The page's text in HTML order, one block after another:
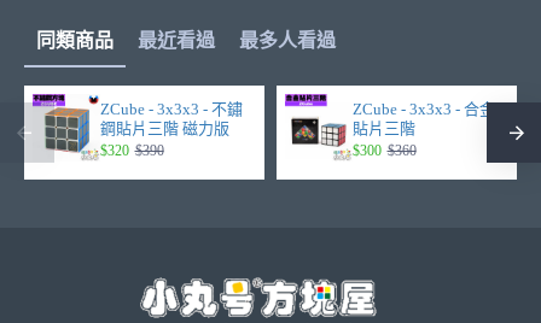
同類商品 最近看過 最多人看過
ZCube - 3x3x3 - 不鏽
鋼貼片三階 磁力版
$320 $390
ZCube - 3x3x3 - 合金
貼片三階
$300 $360